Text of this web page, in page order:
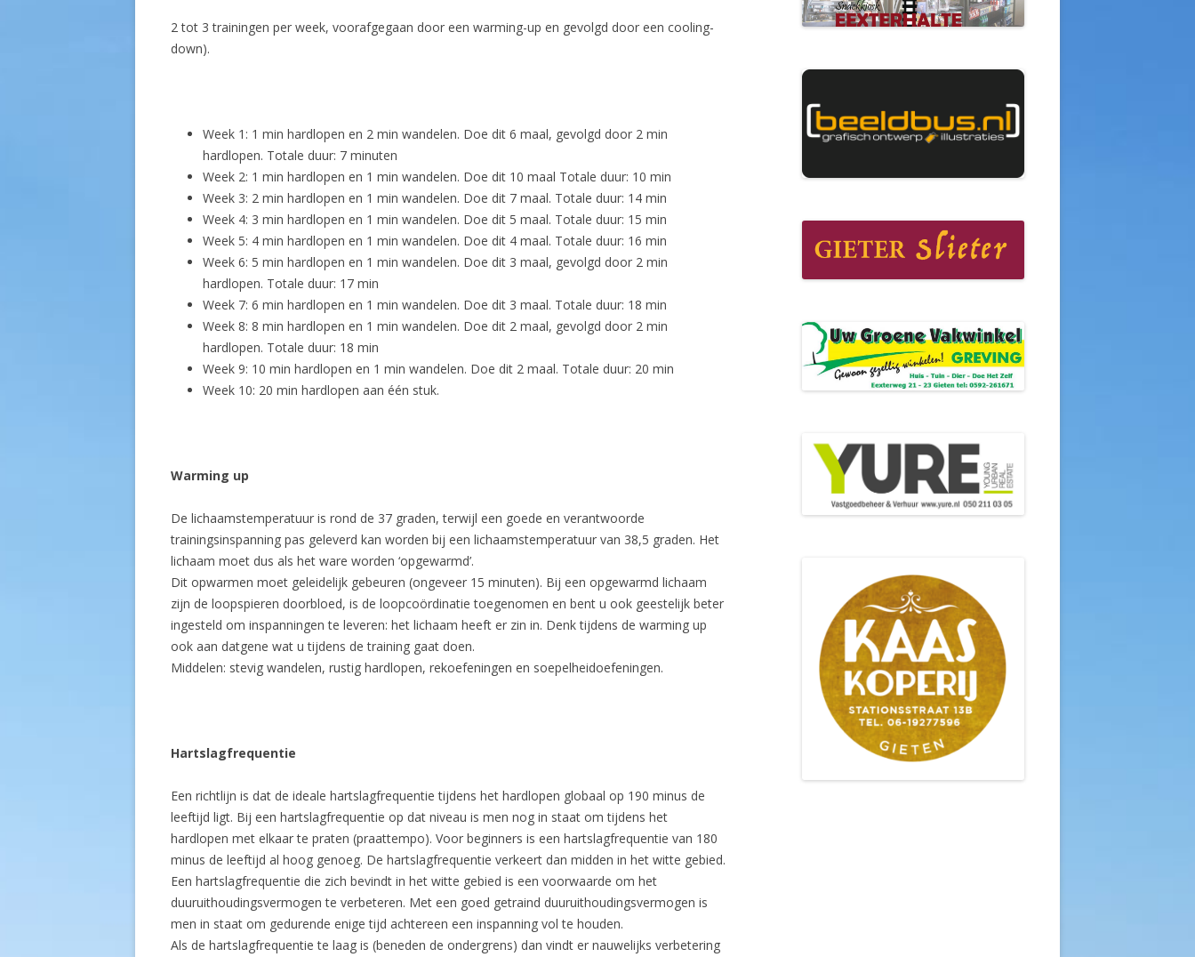
2 tot 3 trainingen per week, voorafgegaan door een warming-up en gevolgd door een cooling-
down).
Week 1: 1 min hardlopen en 2 min wandelen. Doe dit 6 maal, gevolgd door 2 min
hardlopen. Totale duur: 7 minuten
Week 2: 1 min hardlopen en 1 min wandelen. Doe dit 10 maal Totale duur: 10 min
Week 3: 2 min hardlopen en 1 min wandelen. Doe dit 7 maal. Totale duur: 14 min
Week 4: 3 min hardlopen en 1 min wandelen. Doe dit 5 maal. Totale duur: 15 min
Week 5: 4 min hardlopen en 1 min wandelen. Doe dit 4 maal. Totale duur: 16 min
Week 6: 5 min hardlopen en 1 min wandelen. Doe dit 3 maal, gevolgd door 2 min
hardlopen. Totale duur: 17 min
Week 7: 6 min hardlopen en 1 min wandelen. Doe dit 3 maal. Totale duur: 18 min
Week 8: 8 min hardlopen en 1 min wandelen. Doe dit 2 maal, gevolgd door 2 min
hardlopen. Totale duur: 18 min
Week 9: 10 min hardlopen en 1 min wandelen. Doe dit 2 maal. Totale duur: 20 min
Week 10: 20 min hardlopen aan één stuk.
Warming up
De lichaamstemperatuur is rond de 37 graden, terwijl een goede en verantwoorde
trainingsinspanning pas geleverd kan worden bij een lichaamstemperatuur van 38,5 graden. Het
lichaam moet dus als het ware worden ‘opgewarmd’.
Dit opwarmen moet geleidelijk gebeuren (ongeveer 15 minuten). Bij een opgewarmd lichaam
zijn de loopspieren doorbloed, is de loopcoördinatie toegenomen en bent u ook geestelijk beter
ingesteld om inspanningen te leveren: het lichaam heeft er zin in. Denk tijdens de warming up
ook aan datgene wat u tijdens de training gaat doen.
Middelen: stevig wandelen, rustig hardlopen, rekoefeningen en soepelheidoefeningen.
Hartslagfrequentie
Een richtlijn is dat de ideale hartslagfrequentie tijdens het hardlopen globaal op 190 minus de
leeftijd ligt. Bij een hartslagfrequentie op dat niveau is men nog in staat om tijdens het
hardlopen met elkaar te praten (praattempo). Voor beginners is een hartslagfrequentie van 180
minus de leeftijd al hoog genoeg. De hartslagfrequentie verkeert dan midden in het witte gebied.
Een hartslagfrequentie die zich bevindt in het witte gebied is een voorwaarde om het
duuruithoudingsvermogen te verbeteren. Met een goed getraind duuruithoudingsvermogen is
men in staat om gedurende enige tijd achtereen een inspanning vol te houden.
Als de hartslagfrequentie te laag is (beneden de ondergrens) dan vindt er nauwelijks verbetering